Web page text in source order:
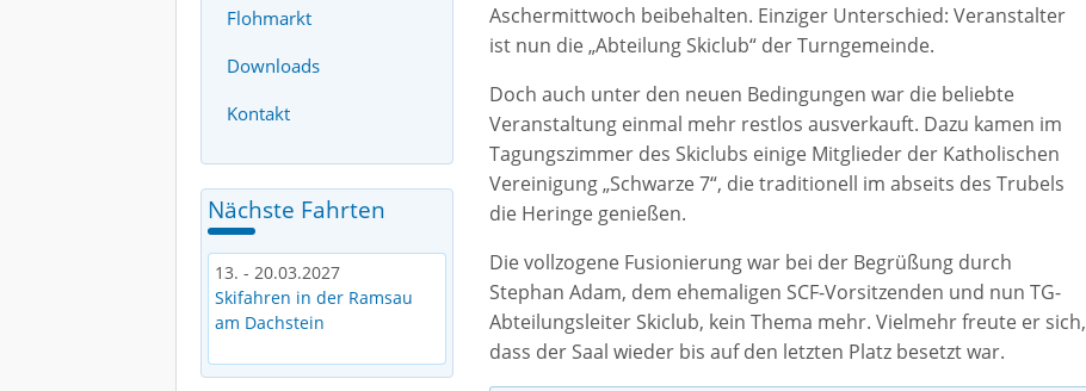
Flohmarkt
Downloads
Kontakt
Nächste Fahrten
13. - 20.03.2027
Skifahren in der Ramsau
am Dachstein
Aschermittwoch beibehalten. Einziger Unterschied: Veranstalter
ist nun die „Abteilung Skiclub“ der Turngemeinde.
Doch auch unter den neuen Bedingungen war die beliebte
Veranstaltung einmal mehr restlos ausverkauft. Dazu kamen im
Tagungszimmer des Skiclubs einige Mitglieder der Katholischen
Vereinigung „Schwarze 7“, die traditionell im abseits des Trubels
die Heringe genießen.
Die vollzogene Fusionierung war bei der Begrüßung durch
Stephan Adam, dem ehemaligen SCF-Vorsitzenden und nun TG-
Abteilungsleiter Skiclub, kein Thema mehr. Vielmehr freute er sich,
dass der Saal wieder bis auf den letzten Platz besetzt war.